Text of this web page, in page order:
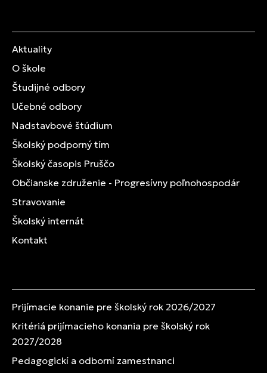
Aktuality
O škole
Študijné odbory
Učebné odbory
Nadstavbové štúdium
Školský podporný tím
Školský časopis Pruščo
Občianske združenie - Progresívny poľnohospodár
Stravovanie
Školský internát
Kontakt
Prijímacie konanie pre školský rok 2026/2027
Kritériá prijímacieho konania pre školský rok
2027/2028
Pedagogickí a odborní zamestnanci